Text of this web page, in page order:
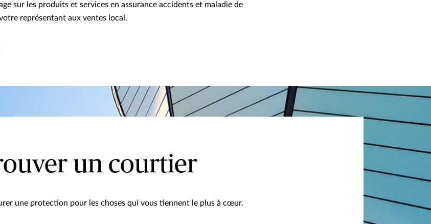
sur les produits et services en assurance accidents et maladie de
représentant aux ventes local.
un courtier
une protection pour les choses qui vous tiennent le plus à cœur.